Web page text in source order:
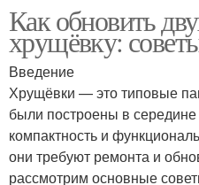
Как обновить
хрущёвку:
Введение
Хрущёвки — это типовые
были построены в
компактность и
они требуют ремонта и
рассмотрим основные